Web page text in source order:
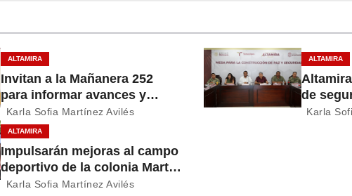
ALTAMIRA
Invitan a la Mañanera 252
para informar avances y
proyectos de Altamira
Karla Sofia Martínez Avilés
ALTAMIRA
de
Karla
ALTAMIRA
Impulsarán mejoras al campo
deportivo de la colonia Martín
A. Martínez
Karla Sofia Martínez Avilés